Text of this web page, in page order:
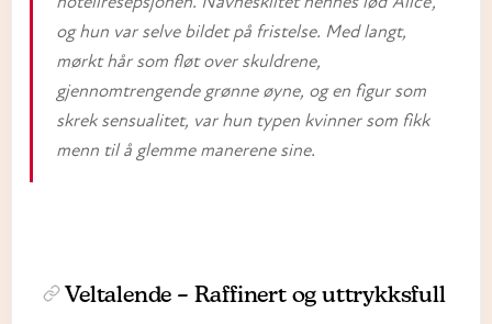
og hun var selve bildet på fristelse. Med langt,
mørkt hår som fløt over skuldrene,
gjennomtrengende grønne øyne, og en figur som
skrek sensualitet, var hun typen kvinner som fikk
menn til å glemme manerene sine.
Veltalende – Raffinert og uttrykksfull